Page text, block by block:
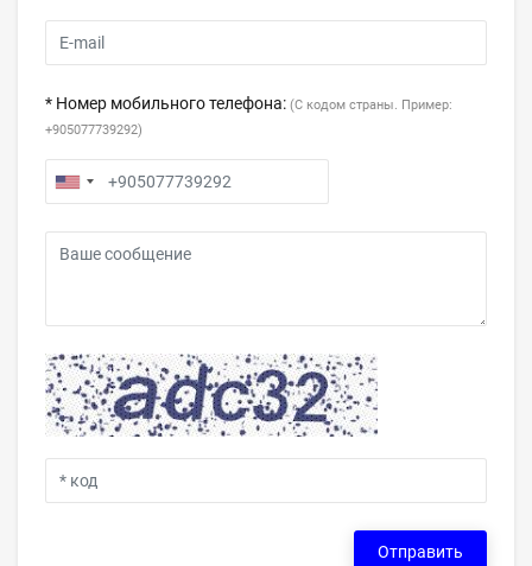
* Номер мобильного телефона: (С кодом страны. Пример:
+905077739292)
Отправить